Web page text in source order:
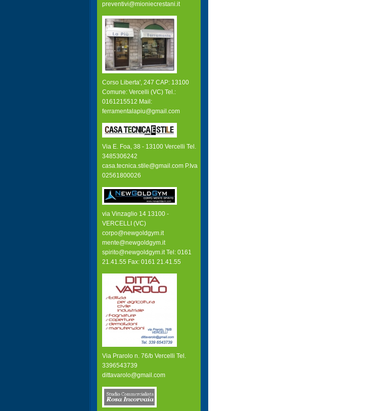
preventivi@mioniecrestani.it
Corso Liberta', 247 CAP: 13100
Comune: Vercelli (VC) Tel.:
0161215512 Mail:
ferramentalapiu@gmail.com
Via E. Foa, 38 - 13100 Vercelli Tel.
3485306242
casa.tecnica.stile@gmail.com P.Iva
02561800026
via Vinzaglio 14 13100 -
VERCELLI (VC)
corpo@newgoldgym.it
mente@newgoldgym.it
spirito@newgoldgym.it Tel: 0161
21.41.55 Fax: 0161 21.41.55
Via Prarolo n. 76/b Vercelli Tel.
3396543739
dittavarolo@gmail.com